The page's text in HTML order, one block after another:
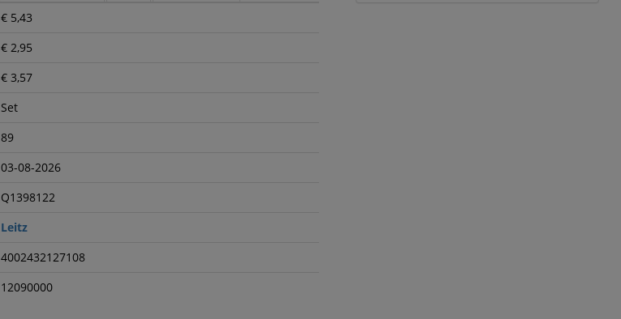
€ 5,43
€ 2,95
€ 3,57
Set
89
03-08-2026
Q1398122
Leitz
4002432127108
12090000